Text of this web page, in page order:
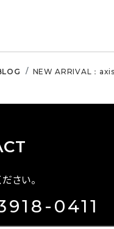
NEW ARRIVAL：
さい。
0411